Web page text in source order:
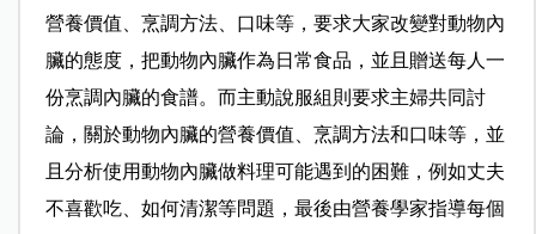
營養價值、烹調方法、口味等，要求大家改變對動物內
臟的態度，把動物內臟作為日常食品，並且贈送每人一
份烹調內臟的食譜。 而主動說服組則要求主婦共同討
論，關於動物內臟的營養價值、烹調方法和口味等，並
且分析使用動物內臟做料理可能遇到的困難，例如丈夫
不喜歡吃、如何清潔等問題，最後由營養學家指導每個